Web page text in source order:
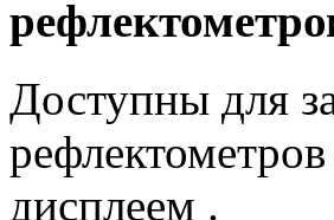
Доступны для
дисплеем .